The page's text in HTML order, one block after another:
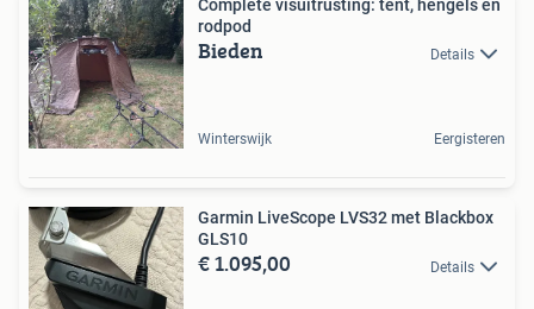
Complete visuitrusting: tent, hengels en
rodpod
Bieden Details
Winterswijk Eergisteren
Garmin LiveScope LVS32 met Blackbox
GLS10
€ 1.095,00 Details